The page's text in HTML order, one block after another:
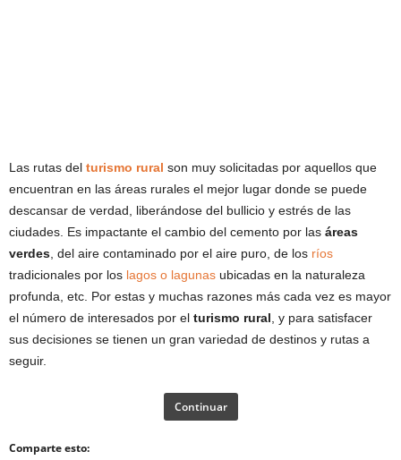
Las rutas del turismo rural son muy solicitadas por aquellos que
encuentran en las áreas rurales el mejor lugar donde se puede
descansar de verdad, liberándose del bullicio y estrés de las
ciudades. Es impactante el cambio del cemento por las áreas
verdes , del aire contaminado por el aire puro, de los ríos
tradicionales por los lagos o lagunas ubicadas en la naturaleza
profunda, etc. Por estas y muchas razones más cada vez es mayor
el número de interesados por el turismo rural , y para satisfacer
sus decisiones se tienen un gran variedad de destinos y rutas a
seguir.
Continuar
Comparte esto: